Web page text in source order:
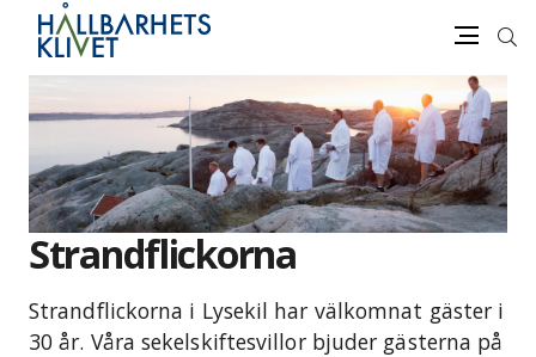
vidare
innehåll
Sök
Strandflickorna
Strandflickorna i Lysekil har välkomnat gäster i
30 år. Våra sekelskiftesvillor bjuder gästerna på